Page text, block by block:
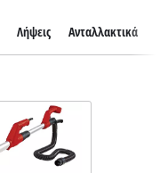
Λήψεις Ανταλλακτικά